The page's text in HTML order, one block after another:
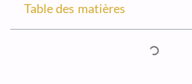
Table des matières